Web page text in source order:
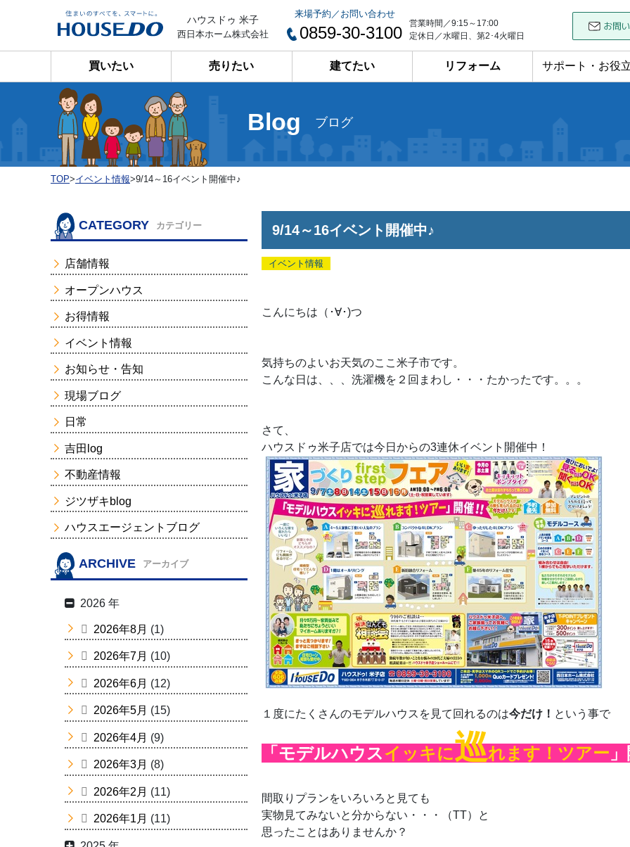
ハウスドゥ 米子
西日本ホーム株式会社
来場予約／お問い合わせ
0859-30-3100
営業時間／9:15～17:00
定休日／水曜日、第2･4火曜日
買いたい 売りたい 建てたい リフォーム サポート・お役
Blog ブログ
TOP>イベント情報>9/14～16イベント開催中♪
9/14～16イベント開催中♪
イベント情報
こんにちは（･∀･)つ
気持ちのよいお天気のここ米子市です。
こんな日は、、、洗濯機を２回まわし・・・たかったです。。。
さて、
ハウスドゥ米子店では今日からの3連休イベント開催中！
１度にたくさんのモデルハウスを見て回れるのは今だけ！ という事で
「モデルハウスイッキに巡れます！ツアー
間取りプランをいろいろと見ても
実物見てみないと分からない・・・（TT）と
思ったことはありませんか？
CATEGORY カテゴリー
店舗情報
オープンハウス
お得情報
イベント情報
お知らせ・告知
現場ブログ
日常
吉田log
不動産情報
ジツザキblog
ハウスエージェントブログ
ARCHIVE アーカイブ
2026 年
2026年8月 (1)
2026年7月 (10)
2026年6月 (12)
2026年5月 (15)
2026年4月 (9)
2026年3月 (8)
2026年2月 (11)
2026年1月 (11)